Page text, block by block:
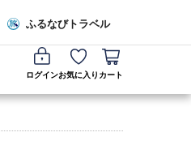
ふるなびトラベル
ログインお気に入り カート